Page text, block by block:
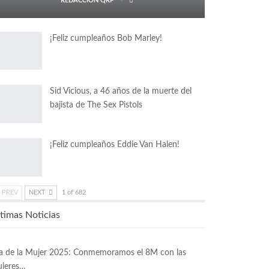
¡Feliz cumpleaños Bob Marley!
Sid Vicious, a 46 años de la muerte del
bajista de The Sex Pistols
¡Feliz cumpleaños Eddie Van Halen!
PREV NEXT 1 of 682
Noticias
de la Mujer 2025: Conmemoramos el 8M con las